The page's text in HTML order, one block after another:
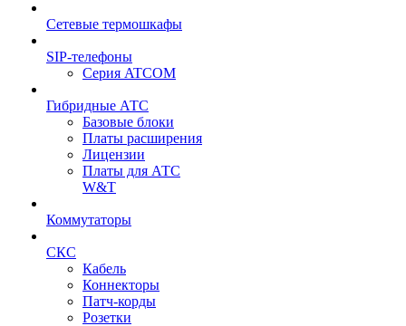
Сетевые термошкафы
SIP-телефоны
Серия ATCOM
Гибридные АТС
Базовые блоки
Платы расширения
Лицензии
Платы для АТС
W&T
Коммутаторы
СКС
Кабель
Коннекторы
Патч-корды
Розетки